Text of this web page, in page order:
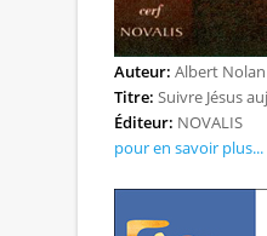
Auteur: Albert Nolan
Titre: Suivre Jésus
Éditeur: NOVALIS
pour en savoir plus...